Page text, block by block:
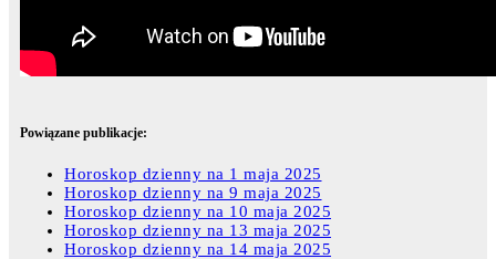
Powiązane publikacje:
Horoskop dzienny na 1 maja 2025
Horoskop dzienny na 9 maja 2025
Horoskop dzienny na 10 maja 2025
Horoskop dzienny na 13 maja 2025
Horoskop dzienny na 14 maja 2025